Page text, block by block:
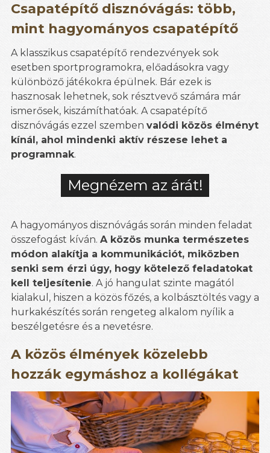
Csapatépítő disznóvágás: több,
mint hagyományos csapatépítő
A klasszikus csapatépítő rendezvények sok
esetben sportprogramokra, előadásokra vagy
különböző játékokra épülnek. Bár ezek is
hasznosak lehetnek, sok résztvevő számára már
ismerősek, kiszámíthatóak. A csapatépítő
disznóvágás ezzel szemben valódi közös élményt
kínál, ahol mindenki aktív részese lehet a
programnak.
Megnézem az árát!
A hagyományos disznóvágás során minden feladat
összefogást kíván. A közös munka természetes
módon alakítja a kommunikációt, miközben
senki sem érzi úgy, hogy kötelező feladatokat
kell teljesítenie. A jó hangulat szinte magától
kialakul, hiszen a közös főzés, a kolbásztöltés vagy a
hurkakészítés során rengeteg alkalom nyílik a
beszélgetésre és a nevetésre.
A közös élmények közelebb
hozzák egymáshoz a kollégákat